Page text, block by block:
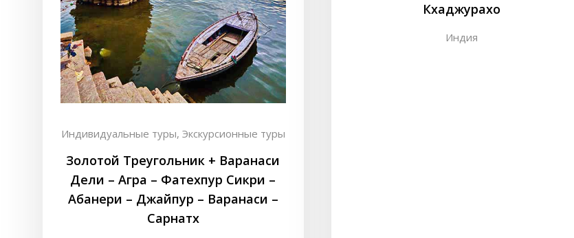
Индивидуальные туры, Экскурсионные туры
Золотой Треугольник + Варанаси
Дели – Агра – Фатехпур Сикри –
Абанери – Джайпур – Варанаси –
Сарнатх
Кхаджурахо
Индия